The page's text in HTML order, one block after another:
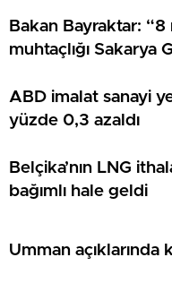
Bakan Bayraktar:
muhtaçlığı Sakarya
ABD imalat sanayi
yüzde 0,3 azaldı
Belçika’nın LNG
bağımlı hale geldi
Umman açıklarında